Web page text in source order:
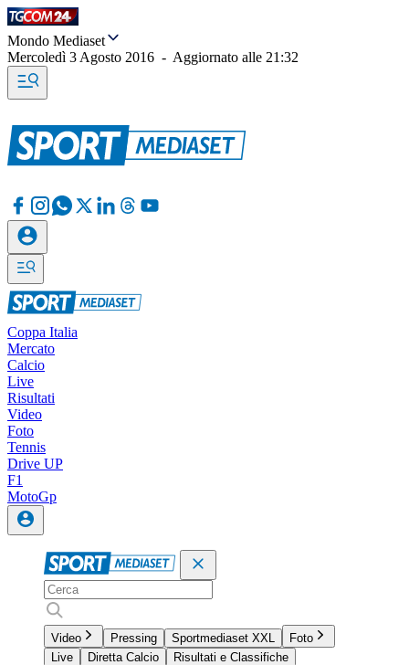
Mondo Mediaset
Mercoledì 3 Agosto 2016 - Aggiornato alle 21:32
Coppa Italia
Mercato
Calcio
Live
Risultati
Video
Foto
Tennis
Drive UP
F1
MotoGp
Video Pressing Sportmediaset XXL
Foto
Live
Diretta Calcio
Risultati e Classifiche